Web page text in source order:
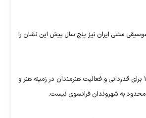
سنتی ایران نیز پنج سال پیش این نشان را
این نشان از سال ۱۹۵۷ برای قدردانی و فعالیت هنرمندان در زمینه هنر و
محدود به شهروندان فرانسوی نیست.